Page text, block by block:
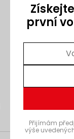
Získejte
první
Přijímám
výše